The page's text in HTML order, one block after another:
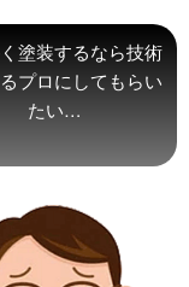
塗装するなら技術
プロにしてもらい
たい…